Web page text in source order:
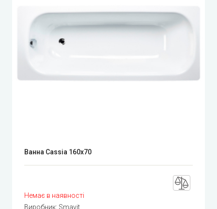
Ванна Cassia 160x70
Немає в наявності
Виробник: Smavit